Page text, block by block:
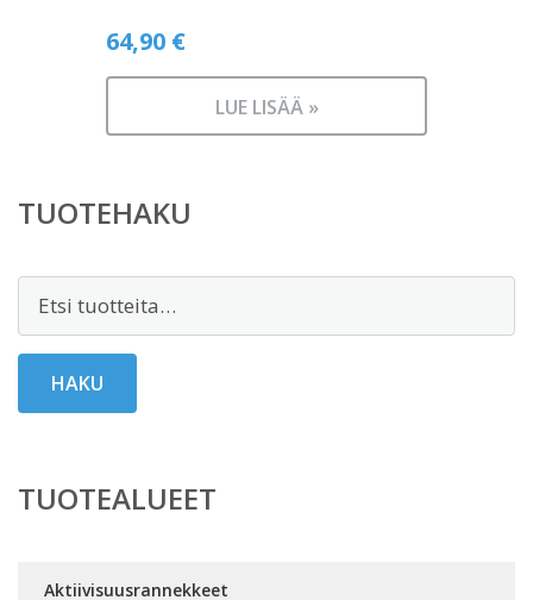
64,90 €
LUE LISÄÄ »
TUOTEHAKU
Etsi:
HAKU
TUOTEALUEET
Aktiivisuusrannekkeet